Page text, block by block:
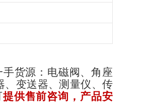
手货源：电磁阀、角座
、变送器、测量仪、传
提供售前咨询，产品安